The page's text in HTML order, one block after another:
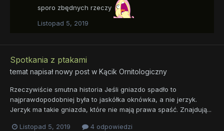
sporo zbędnych rzeczy
Listopad 5, 2019
Spotkania z ptakami
temat napisał nowy post w Kącik Ornitologiczny
Rzeczywiście smutna historia Jeśli gniazdo spadło to
najprawdopodobniej była to jaskółka oknówka, a nie jerzyk.
Jerzyk ma takie gniazda, które nie mają prawa spaść. Znajdują...
Listopad 5, 2019 4 odpowiedzi